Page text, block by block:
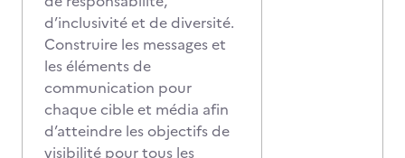
d’inclusivité et de diversité.
Construire les messages et
les éléments de
communication pour
chaque cible et média afin
d’atteindre les objectifs de
visibilité pour tous les